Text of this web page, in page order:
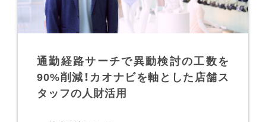
通勤経路サーチで異動検討の工数を
90%削減！カオナビを軸とした店舗ス
タッフの人財活用